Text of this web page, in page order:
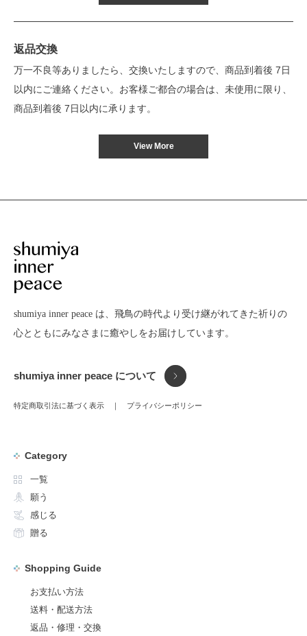
返品交換
万一不良等ありましたら、交換いたしますので、商品到着後 7日
以内にご連絡ください。お客様ご都合の場合は、未使用に限り、
商品到着後 7日以内に承ります。
View More
shumiya inner peace は、飛鳥の時代より受け継がれてきた祈りの
心とともにみなさまに癒やしをお届けしています。
shumiya inner peace について
特定商取引法に基づく表示 プライバシーポリシー
Category
一覧
願う
感じる
贈る
Shopping Guide
お支払い方法
送料・配送方法
返品・修理・交換